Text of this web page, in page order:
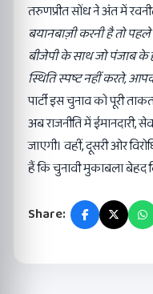
तरुणप्रीत सोंध ने अंत में
बयानबाज़ी करनी है तो
बीजेपी के साथ जो पंजाब
स्थिति स्पष्ट नहीं करते,
पार्टी इस चुनाव को पूरी
अब राजनीति में ईमानदारी,
जाएगी। वहीं, दूसरी ओर
हैं कि चुनावी मुकाबला बेहद
Share: